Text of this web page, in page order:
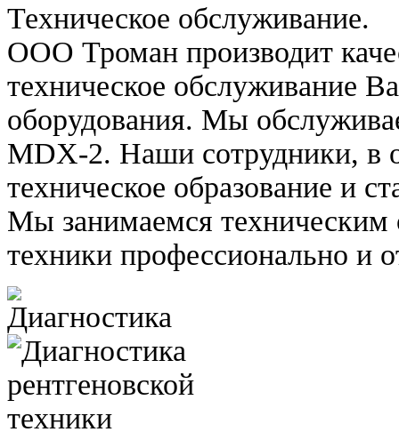
Техническое обслуживание.
ООО Троман производит
техническое обслуживание
оборудования. Мы
MDX-2. Наши сотрудники, в
техническое образование и
Мы занимаемся
техники профессионально и